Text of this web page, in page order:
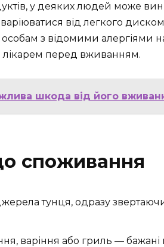
у деяких людей може
від легкого
з відомими алергіями
лікарем перед вживанням.
шкода від його
споживання
тунця, одразу
варіння або гриль — бажані